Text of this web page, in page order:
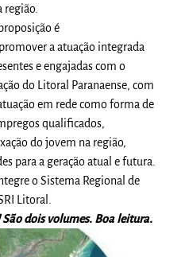
região.
é
a atuação integrada
e engajadas com o
do Litoral Paranaense, com
em rede como forma de
qualificados,
do jovem na região,
para a geração atual e futura.
o Sistema Regional de
Litoral.
dois volumes. Boa leitura.